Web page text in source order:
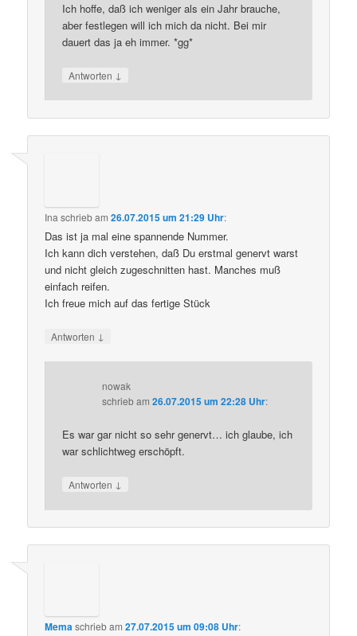
Ich hoffe, daß ich weniger als ein Jahr brauche,
aber festlegen will ich mich da nicht. Bei mir
dauert das ja eh immer. *gg*
Antworten ↓
Ina schriebam26.07.2015 um 21:29 Uhr:
Das ist ja mal eine spannende Nummer.
Ich kann dich verstehen, daß Du erstmal genervt warst
und nicht gleich zugeschnitten hast. Manches muß
einfach reifen.
Ich freue mich auf das fertige Stück
Antworten ↓
nowak
schriebam26.07.2015 um 22:28 Uhr:
Es war gar nicht so sehr genervt… ich glaube, ich
war schlichtweg erschöpft.
Antworten ↓
Memaschriebam27.07.2015 um 09:08 Uhr: